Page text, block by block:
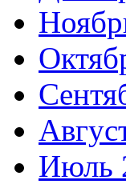
Июль